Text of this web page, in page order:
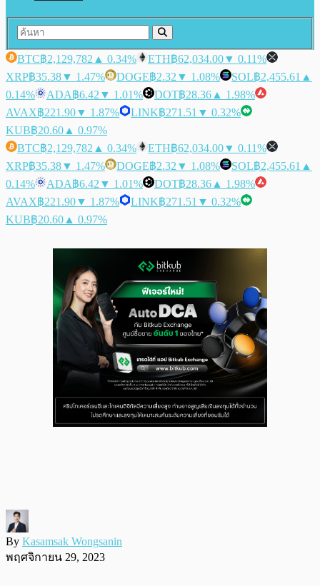
BTC฿2,129,782 ▲ 0.34% ETH฿62,034.00▼ 0.11%
XRP฿35.38▼ 1.47% DOGE฿2.32 ▼ 1.08% SOL฿2,455.61 ▲
0.14%
ADA฿6.42 ▼ 1.01% DOT฿28.36 ▲ 1.98%
AVAX฿221.90▼ 1.87% LINK฿271.51 ▼ 0.32%
KUB฿20.60 ▲ 0.97%
BTC฿2,129,782 ▲ 0.34% ETH฿62,034.00▼ 0.11%
XRP฿35.38▼ 1.47% DOGE฿2.32 ▼ 1.08% SOL฿2,455.61 ▲
0.14%
ADA฿6.42 ▼ 1.01% DOT฿28.36 ▲ 1.98%
AVAX฿221.90▼ 1.87% LINK฿271.51 ▼ 0.32%
KUB฿20.60 ▲ 0.97%
By Kasamsak Wongsanin
พฤศจิกายน 29, 2023